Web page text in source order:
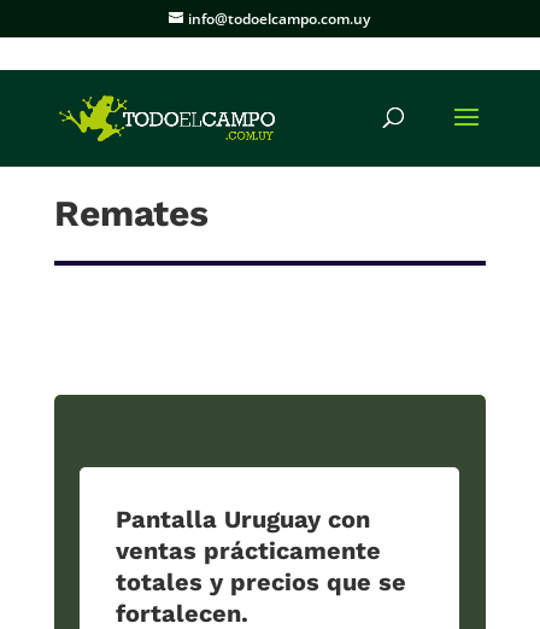
info@todoelcampo.com.uy
Remates
Pantalla Uruguay con
ventas prácticamente
totales y precios que se
fortalecen.